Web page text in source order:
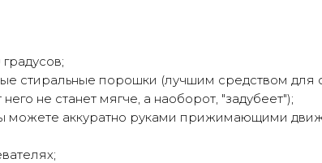
стиральные порошки (лучшим средством для
не станет мягче, а наоборот, "задубеет");
можете аккуратно руками прижимающими